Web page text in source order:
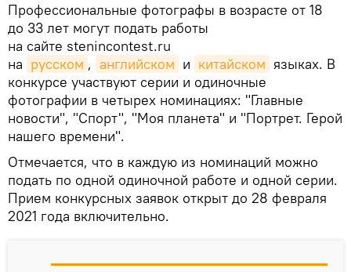
Профессиональные фотографы в возрасте от 18
до 33 лет могут подать работы
на сайте stenincontest.ru
на русском , английском и китайском языках. В
конкурсе участвуют серии и одиночные
фотографии в четырех номинациях: "Главные
новости", "Спорт", "Моя планета" и "Портрет. Герой
нашего времени".
Отмечается, что в каждую из номинаций можно
подать по одной одиночной работе и одной серии.
Прием конкурсных заявок открыт до 28 февраля
2021 года включительно.